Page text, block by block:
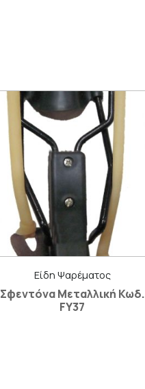
Είδη Ψαρέματος
Σφεντόνα Μεταλλική Κωδ.
FY37